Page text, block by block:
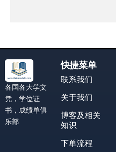
各国各大学文
凭，学位证
书，成绩单俱
乐部
快捷菜单
联系我们
关于我们
博客及相关
知识
下单流程